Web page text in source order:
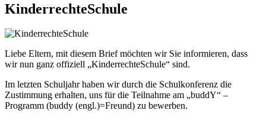
KinderrechteSchule
Liebe Eltern, mit diesem Brief möchten wir Sie informieren, dass
wir nun ganz offiziell „KinderrechteSchule“ sind.
Im letzten Schuljahr haben wir durch die Schulkonferenz die
Zustimmung erhalten, uns für die Teilnahme am „buddY“ –
Programm (buddy (engl.)=Freund) zu bewerben.